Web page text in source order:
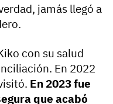
jamás llegó a
con su salud
En 2022
En 2023 fue
que acabó